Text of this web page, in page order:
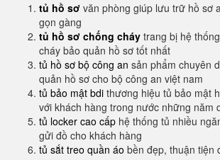
tủ hồ sơ văn phòng giúp lưu trữ hồ sơ
gọn gàng
tủ hồ sơ chống cháy trang bị hệ
cháy bảo quản hồ sơ tốt nhất
tủ hồ sơ bộ công an sản phẩm chuyên
quản hồ sơ cho bộ công an việt nam
tủ bảo mật bdi thương hiệu tủ bảo mật
với khách hàng trong nước những năm
tủ locker cao cấp hệ thống tủ nhiều
gửi đồ cho khách hàng
tủ sắt treo quần áo bền đẹp, thuận tiện